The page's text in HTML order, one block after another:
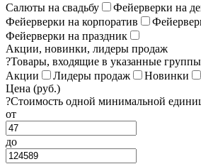
Салюты на свадьбу
Фейерверки на
Фейерверки на корпоратив
Фейерверки на праздник
Акции, новинки, лидеры продаж
?Товары, входящие в указанные группы
Акции
Лидеры продаж
Новинки
Цена (руб.)
?Стоимость одной минимальной
от
до